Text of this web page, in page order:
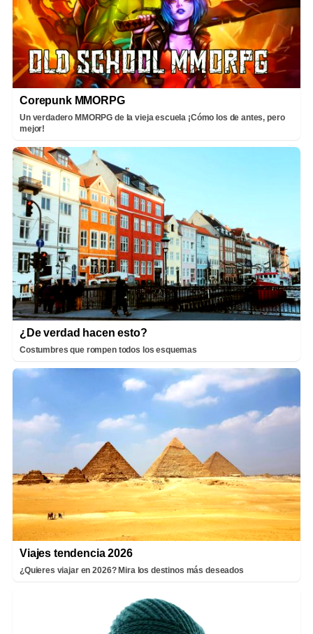
Corepunk MMORPG
Un verdadero MMORPG de la vieja escuela ¡Cómo los de antes, pero
mejor!
¿De verdad hacen esto?
Costumbres que rompen todos los esquemas
Viajes tendencia 2026
¿Quieres viajar en 2026? Mira los destinos más deseados